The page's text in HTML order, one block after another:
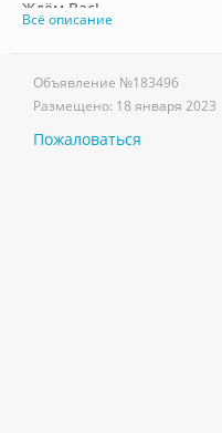
Ждём Вас!
Всё описание
Объявление №183496
Размещено: 18 января 2023
Пожаловаться